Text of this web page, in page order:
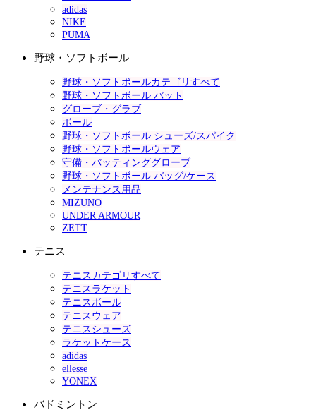
adidas
NIKE
PUMA
野球・ソフトボール
野球・ソフトボールカテゴリすべて
野球・ソフトボール バット
グローブ・グラブ
ボール
野球・ソフトボール シューズ/スパイク
野球・ソフトボールウェア
守備・バッティンググローブ
野球・ソフトボール バッグ/ケース
メンテナンス用品
MIZUNO
UNDER ARMOUR
ZETT
テニス
テニスカテゴリすべて
テニスラケット
テニスボール
テニスウェア
テニスシューズ
ラケットケース
adidas
ellesse
YONEX
バドミントン